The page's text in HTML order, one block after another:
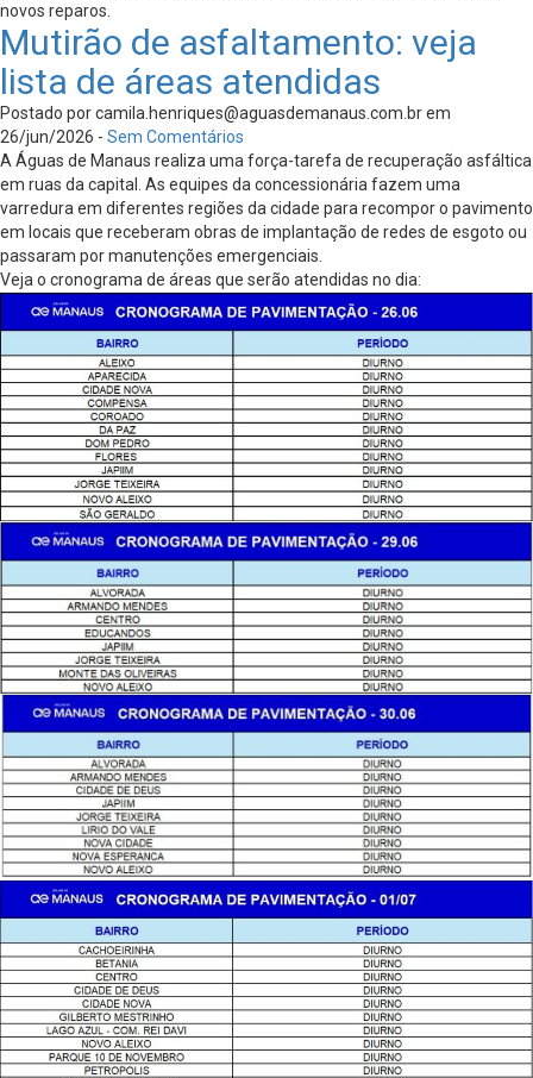
novos reparos.
Mutirão de asfaltamento: veja
lista de áreas atendidas
Postado porcamila.henriques@aguasdemanaus.com.brem
26/jun/2026 - Sem Comentários
A Águas de Manaus realiza uma força-tarefa de recuperação asfáltica
em ruas da capital. As equipes da concessionária fazem uma
varredura em diferentes regiões da cidade para recompor o pavimento
em locais que receberam obras de implantação de redes de esgoto ou
passaram por manutenções emergenciais.
Veja o cronograma de áreas que serão atendidas no dia: